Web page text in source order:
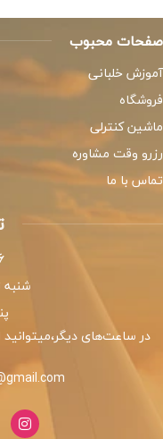
صفحات محبوب
آموزش خلبانی
فروشگاه
ماشین کنترلی
رزرو وقت مشاوره
تماس با ما
شنبه
در ساعت‌های